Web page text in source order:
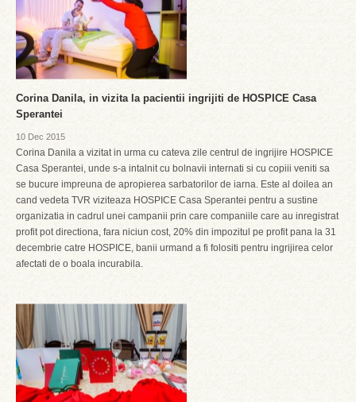
Corina Danila, in vizita la pacientii ingrijiti de HOSPICE Casa
Sperantei
10 Dec 2015
Corina Danila a vizitat in urma cu cateva zile centrul de ingrijire HOSPICE
Casa Sperantei, unde s-a intalnit cu bolnavii internati si cu copiii veniti sa
se bucure impreuna de apropierea sarbatorilor de iarna. Este al doilea an
cand vedeta TVR viziteaza HOSPICE Casa Sperantei pentru a sustine
organizatia in cadrul unei campanii prin care companiile care au inregistrat
profit pot directiona, fara niciun cost, 20% din impozitul pe profit pana la 31
decembrie catre HOSPICE, banii urmand a fi folositi pentru ingrijirea celor
afectati de o boala incurabila.